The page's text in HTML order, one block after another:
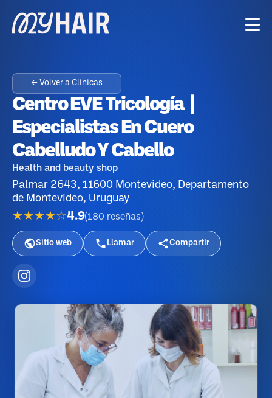
← Volver a Clínicas
Centro EVE Tricología |
Especialistas En Cuero
Cabelludo Y Cabello
Health and beauty shop
Palmar 2643, 11600 Montevideo, Departamento
de Montevideo, Uruguay
★★★★☆4.9(180 reseñas )
Sitio web Llamar Compartir